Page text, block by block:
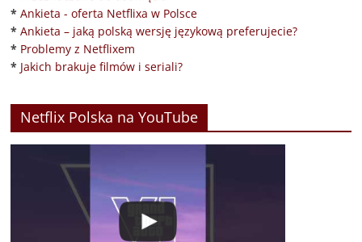
* Ankieta - oferta Netflixa w Polsce
* Ankieta – jaką polską wersję językową preferujecie?
* Problemy z Netflixem
* Jakich brakuje filmów i seriali?
Netflix Polska na YouTube